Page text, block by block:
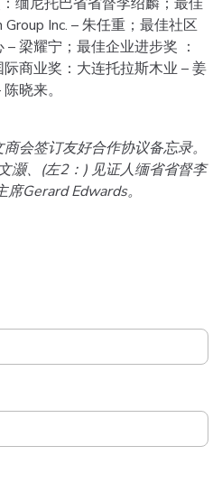
Inc. – 朱任重；最佳社区
梁耀宁；最佳企业进步奖 ：
商业奖：大连托拉斯木业 – 姜
晓来。
会签订友好合作协议备忘录。
灏、(左2：) 见证人缅省省督李
Gerard Edwards。